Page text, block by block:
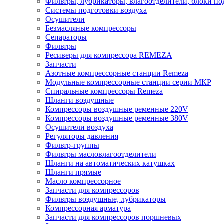
Системы подготовки воздуха
Осушители
Безмасляные компрессоры
Сепараторы
Фильтры
Ресиверы для компрессора REMEZA
Запчасти
Азотные компрессорные станции Remeza
Модульные компрессорные станции серии МКР
Спиральные компрессоры Remeza
Шланги воздушные
Компрессоры воздушные ременные 220V
Компрессоры воздушные ременные 380V
Осушители воздуха
Регуляторы давления
Фильтр-группы
Фильтры масловлагоотделители
Шланги на автоматических катушках
Шланги прямые
Масло компрессорное
Запчасти для компрессоров
Фильтры воздушные, лубрикаторы
Компрессорная арматура
Запчасти для компрессоров поршневых